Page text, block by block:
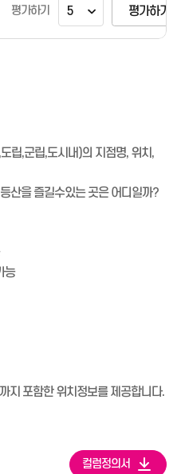
평가하기 평가하기
립,군립,도시내)의 지점명, 위치,
산을 즐길수있는 곳은 어디일까?
능
지 포함한 위치정보를 제공합니다.
컬럼정의서